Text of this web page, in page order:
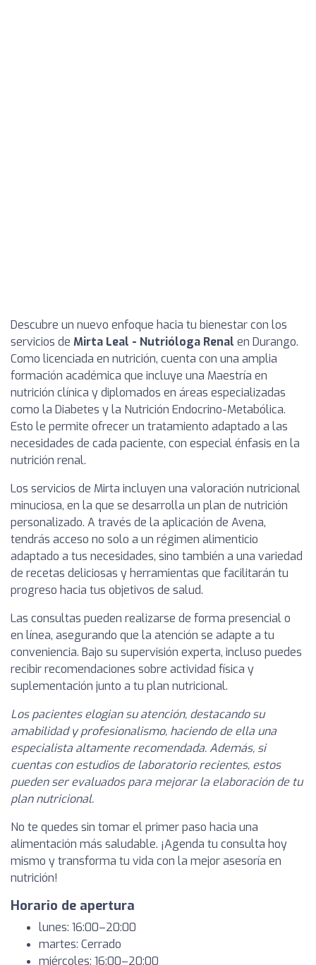
Descubre un nuevo enfoque hacia tu bienestar con los
servicios de Mirta Leal - Nutrióloga Renal en Durango.
Como licenciada en nutrición, cuenta con una amplia
formación académica que incluye una Maestría en
nutrición clínica y diplomados en áreas especializadas
como la Diabetes y la Nutrición Endocrino-Metabólica.
Esto le permite ofrecer un tratamiento adaptado a las
necesidades de cada paciente, con especial énfasis en la
nutrición renal.
Los servicios de Mirta incluyen una valoración nutricional
minuciosa, en la que se desarrolla un plan de nutrición
personalizado. A través de la aplicación de Avena,
tendrás acceso no solo a un régimen alimenticio
adaptado a tus necesidades, sino también a una variedad
de recetas deliciosas y herramientas que facilitarán tu
progreso hacia tus objetivos de salud.
Las consultas pueden realizarse de forma presencial o
en línea, asegurando que la atención se adapte a tu
conveniencia. Bajo su supervisión experta, incluso puedes
recibir recomendaciones sobre actividad física y
suplementación junto a tu plan nutricional.
Los pacientes elogian su atención, destacando su
amabilidad y profesionalismo, haciendo de ella una
especialista altamente recomendada. Además, si
cuentas con estudios de laboratorio recientes, estos
pueden ser evaluados para mejorar la elaboración de tu
plan nutricional.
No te quedes sin tomar el primer paso hacia una
alimentación más saludable. ¡Agenda tu consulta hoy
mismo y transforma tu vida con la mejor asesoría en
nutrición!
Horario de apertura
lunes: 16:00–20:00
martes: Cerrado
miércoles: 16:00–20:00